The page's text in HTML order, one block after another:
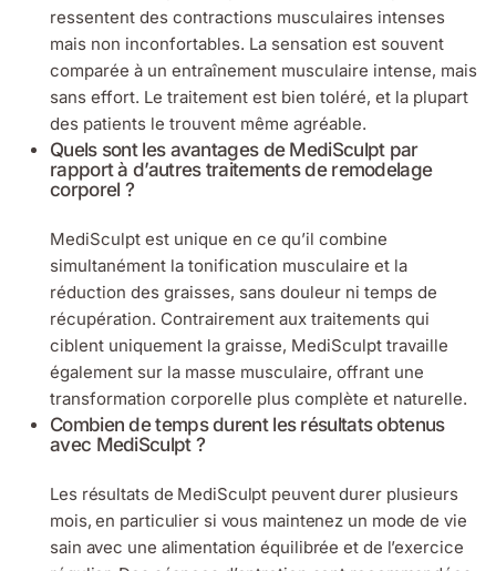
ressentent des contractions musculaires intenses
mais non inconfortables. La sensation est souvent
comparée à un entraînement musculaire intense, mais
sans effort. Le traitement est bien toléré, et la plupart
des patients le trouvent même agréable.
Quels sont les avantages de MediSculpt par
rapport à d’autres traitements de remodelage
corporel ?
MediSculpt est unique en ce qu’il combine
simultanément la tonification musculaire et la
réduction des graisses, sans douleur ni temps de
récupération. Contrairement aux traitements qui
ciblent uniquement la graisse, MediSculpt travaille
également sur la masse musculaire, offrant une
transformation corporelle plus complète et naturelle.
Combien de temps durent les résultats obtenus
avec MediSculpt ?
Les résultats de MediSculpt peuvent durer plusieurs
mois, en particulier si vous maintenez un mode de vie
sain avec une alimentation équilibrée et de l’exercice